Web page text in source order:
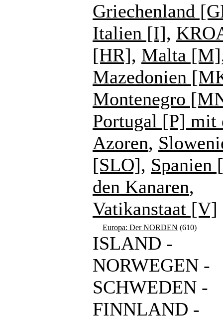
Griechenland
Italien [I],
[HR], Malta [M]
Mazedonien
Montenegro
Portugal [P] mit
Azoren,
[SLO], Spanien
den Kanaren,
Vatikanstaat [V]
Europa: Der NORDEN (610)
ISLAND -
NORWEGEN -
SCHWEDEN -
FINNLAND -